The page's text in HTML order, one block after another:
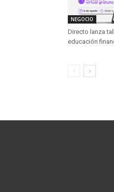
NEGOCIO
Directo lanza
educación